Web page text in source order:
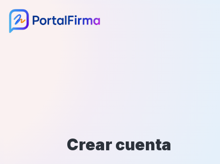
Crear cuenta